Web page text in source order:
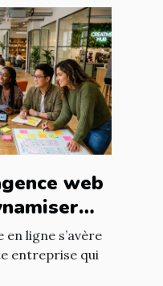
web
locale
ligne s’avère
entreprise qui